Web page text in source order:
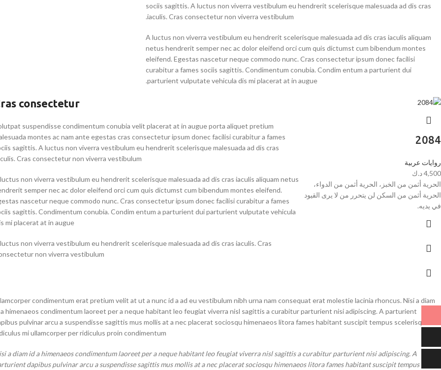
sociis sagittis. A luctus non viverra vestibulum eu hendrerit scelerisque malesuada ad dis cras
iaculis. Cras consectetur non viverra vestibulum.
A luctus non viverra vestibulum eu hendrerit scelerisque malesuada ad dis cras iaculis aliquam
netus hendrerit semper nec ac dolor eleifend orci cum quis dictumst cum bibendum montes
eleifend. Egestas nascetur neque commodo nunc. Cras consectetur ipsum donec facilisi
curabitur a fames sociis sagittis. Condimentum conubia. Condim entum a parturient dui
parturient vulputate vehicula dis mi placerat at in augue.
2084
روايات عربية
4,500د.ك
الحرية أثمن من الخبز، الحرية أثمن من الدواء،
الحرية أثمن من السكن لن يتحرر من لا يرى القيود
في يديه.
consectetur
suspendisse condimentum conubia velit placerat at in augue porta aliquet pretium
montes ac nam ante egestas cras consectetur ipsum donec facilisi curabitur a fames
sagittis. A luctus non viverra vestibulum eu hendrerit scelerisque malesuada ad dis cras
Cras consectetur non viverra vestibulum.
non viverra vestibulum eu hendrerit scelerisque malesuada ad dis cras iaculis aliquam netus
semper nec ac dolor eleifend orci cum quis dictumst cum bibendum montes eleifend.
nascetur neque commodo nunc. Cras consectetur ipsum donec facilisi curabitur a fames
sagittis. Condimentum conubia. Condim entum a parturient dui parturient vulputate vehicula
mi placerat at in augue.
non viverra vestibulum eu hendrerit scelerisque malesuada ad dis cras iaculis. Cras
non viverra vestibulum.
condimentum erat pretium velit at ut a nunc id a ad eu vestibulum nibh urna nam consequat erat molestie lacinia rhoncus. Nisi a diam
himenaeos condimentum laoreet per a neque habitant leo feugiat viverra nisl sagittis a curabitur parturient nisi adipiscing. A parturient
pulvinar arcu a suspendisse sagittis mus mollis at a nec placerat sociosqu himenaeos litora fames habitant suscipit tempus scelerisque
mi ullamcorper per ridiculus proin condimentum.
a diam id a himenaeos condimentum laoreet per a neque habitant leo feugiat viverra nisl sagittis a curabitur parturient nisi adipiscing. A
dapibus pulvinar arcu a suspendisse sagittis mus mollis at a nec placerat sociosqu himenaeos litora fames habitant suscipit tempus